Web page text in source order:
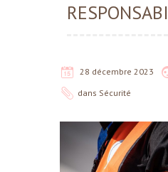
28 décembre 2023
dans Sécurité